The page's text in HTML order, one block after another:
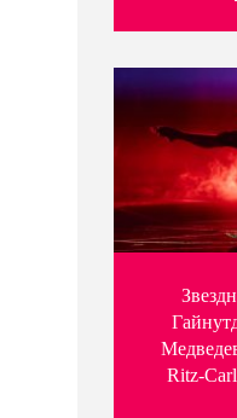
Ritz-